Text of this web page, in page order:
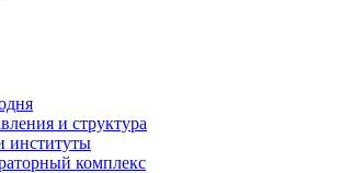
и структура
институты
комплекс